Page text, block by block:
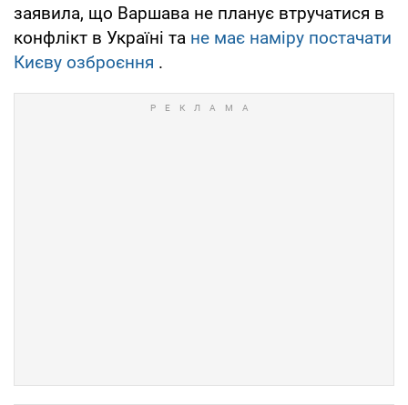
заявила, що Варшава не планує втручатися в
конфлікт в Україні та не має наміру постачати
Києву озброєння .